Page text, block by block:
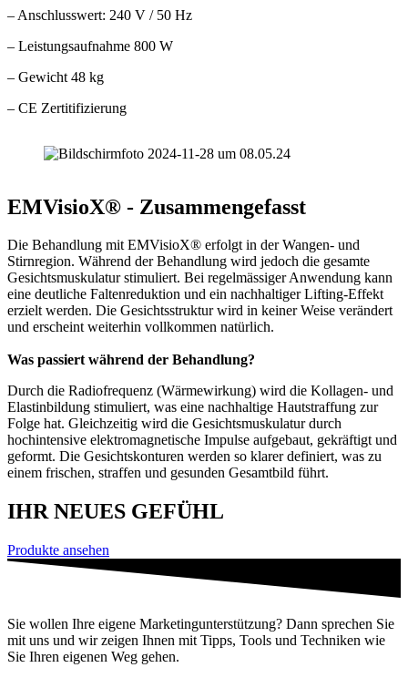
– Anschlusswert: 240 V / 50 Hz
– Leistungsaufnahme 800 W
– Gewicht 48 kg
– CE Zertitifizierung
EMVisioX® - Zusammengefasst
Die Behandlung mit EMVisioX® erfolgt in der Wangen- und
Stirnregion. Während der Behandlung wird jedoch die gesamte
Gesichtsmuskulatur stimuliert. Bei regelmässiger Anwendung kann
eine deutliche Faltenreduktion und ein nachhaltiger Lifting-Effekt
erzielt werden. Die Gesichtsstruktur wird in keiner Weise verändert
und erscheint weiterhin vollkommen natürlich.
Was passiert während der Behandlung?
Durch die Radiofrequenz (Wärmewirkung) wird die Kollagen- und
Elastinbildung stimuliert, was eine nachhaltige Hautstraffung zur
Folge hat. Gleichzeitig wird die Gesichtsmuskulatur durch
hochintensive elektromagnetische Impulse aufgebaut, gekräftigt und
geformt. Die Gesichtskonturen werden so klarer definiert, was zu
einem frischen, straffen und gesunden Gesamtbild führt.
IHR NEUES GEFÜHL
Produkte ansehen
Sie wollen Ihre eigene Marketingunterstützung? Dann sprechen Sie
mit uns und wir zeigen Ihnen mit Tipps, Tools und Techniken wie
Sie Ihren eigenen Weg gehen.